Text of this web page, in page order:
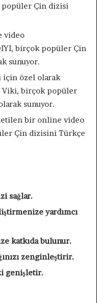
popüler Çin dizisi
video
birçok popüler Çin
sunuyor.
özel olarak
Viki, birçok popüler
sunuyor.
bir online video
Çin dizisini Türkçe
sağlar.
yardımcı
katkıda bulunur.
zenginleştirir.
genişletir.